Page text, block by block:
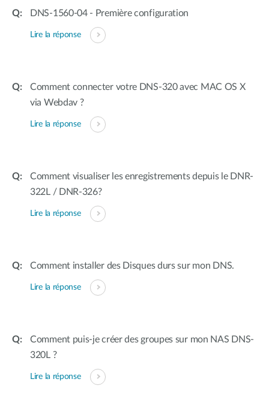
DNS-1560-04 - Première configuration
Lire la réponse
Comment connecter votre DNS-320 avec MAC OS X
via Webdav ?
Lire la réponse
Comment visualiser les enregistrements depuis le DNR-
322L / DNR-326?
Lire la réponse
Comment installer des Disques durs sur mon DNS.
Lire la réponse
Comment puis-je créer des groupes sur mon NAS DNS-
320L ?
Lire la réponse